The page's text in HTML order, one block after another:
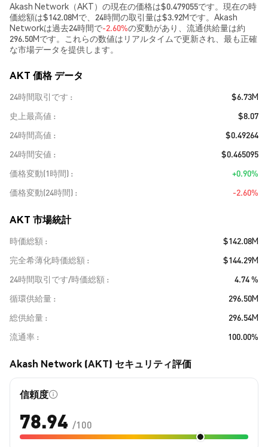
Akash Network（AKT）の現在の価格は$0.479055です。現在の時
価総額は$142.08Mで、24時間の取引量は$3.92Mです。Akash
Networkは過去24時間で-2.60%の変動があり、流通供給量は約
296.50Mです。これらの数値はリアルタイムで更新され、最も正確
な市場データを提供します。
AKT 価格 データ
24時間取引です
$6.73M
史上最高値
$8.07
24時間高値
$0.49264
24時間安値
$0.465095
価格変動(1時間)
+0.90%
価格変動(24時間)
-2.60%
AKT 市場統計
時価総額
$142.08M
完全希薄化時価総額
$144.29M
24時間取引です/時価総額
4.74 %
循環供給量
296.50M
総供給量
296.54M
流通率
100.00%
Akash Network (AKT) セキュリティ評価
信頼度
78.94 /100